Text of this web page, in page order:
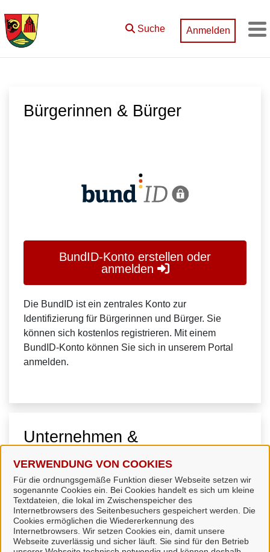
VERWENDUNG VON COOKIES
Für die ordnungsgemäße Funktion dieser Webseite setzen wir
sogenannte Cookies ein. Bei Cookies handelt es sich um kleine
Textdateien, die lokal im Zwischenspeicher des
Internetbrowsers des Seitenbesuchers gespeichert werden. Die
Cookies ermöglichen die Wiedererkennung des
Internetbrowsers. Wir setzen Cookies ein, damit unsere
Webseite zuverlässig und sicher läuft. Sie sind für den Betrieb
Suche Anmelden
Bürgerinnen & Bürger
BundID-Konto erstellen oder
anmelden
Die BundID ist ein zentrales Konto zur
Identifizierung für Bürgerinnen und Bürger. Sie
können sich kostenlos registrieren. Mit einem
BundID-Konto können Sie sich in unserem Portal
anmelden.
Unternehmen &
Organisationen